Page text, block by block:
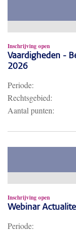
Inschrijving open
Vaardigheden -
2026
Periode:
Rechtsgebied:
Aantal punten:
Inschrijving open
Webinar
Periode: